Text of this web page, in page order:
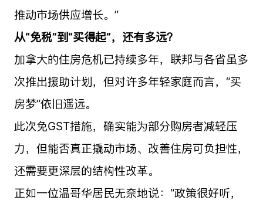
推动市场供应增长。”
从“免税”到“买得起”，还有多远？
加拿大的住房危机已持续多年，联邦与各省虽多
次推出援助计划，但对许多年轻家庭而言，“买
房梦”依旧遥远。
此次免GST措施，确实能为部分购房者减轻压
力，但能否真正撬动市场、改善住房可负担性，
还需要更深层的结构性改革。
正如一位温哥华居民无奈地说：“政策很好听，